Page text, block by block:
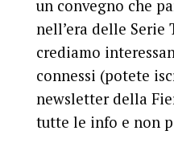
un convegno che
nell’era delle Serie
crediamo
connessi (potete
newsletter della
tutte le info e non